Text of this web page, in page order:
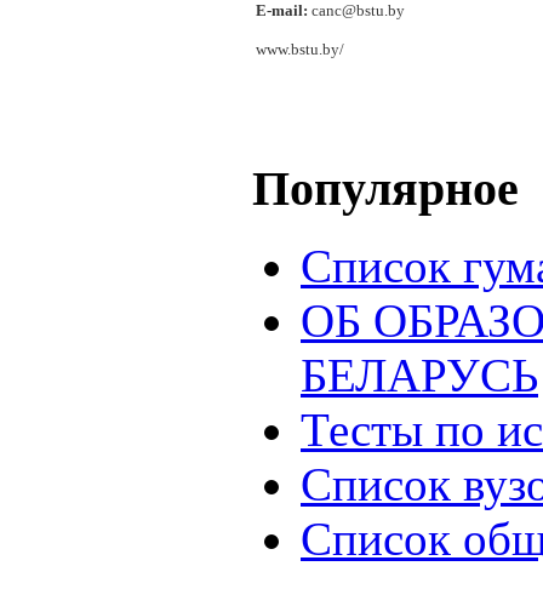
E-mail: canc@bstu.by
www.bstu.by/
Популярное
Список
ОБ
БЕЛАРУСЬ
Тесты по
Список
Список